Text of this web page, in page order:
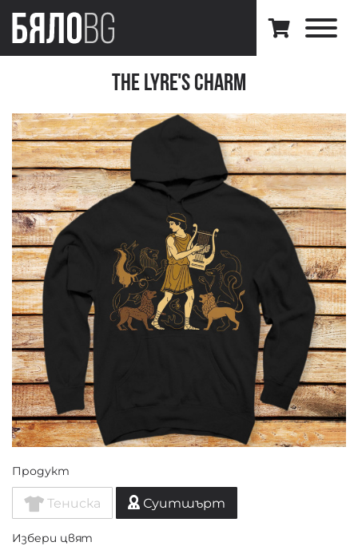
The Lyre's Charm
Продукт
Тениска Суитшърт
Избери цвят